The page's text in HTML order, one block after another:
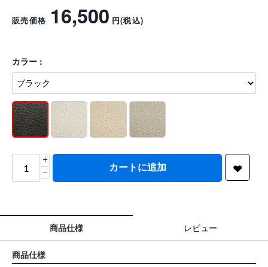
販売価格 16,500 円(税込)
カラー :
+
−
カートに追加
商品仕様 レビュー
商品仕様